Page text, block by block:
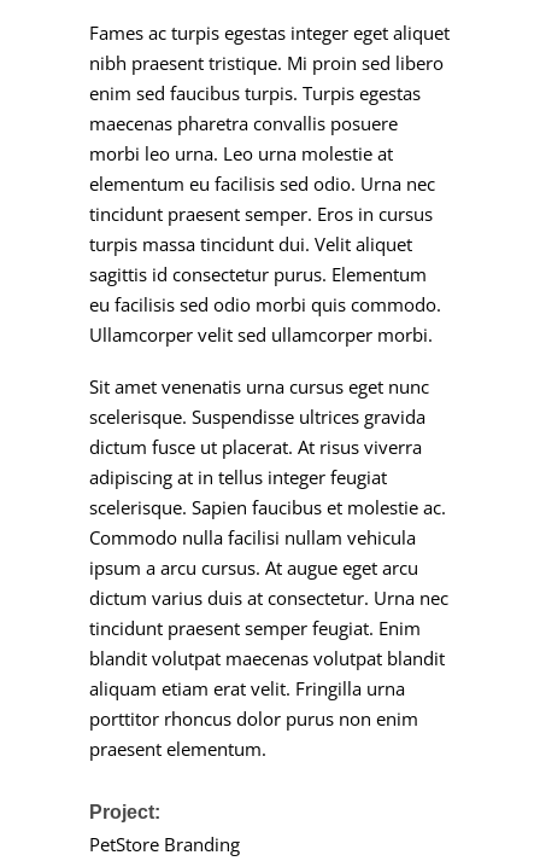
Fames ac turpis egestas integer eget aliquet
nibh praesent tristique. Mi proin sed libero
enim sed faucibus turpis. Turpis egestas
maecenas pharetra convallis posuere
morbi leo urna. Leo urna molestie at
elementum eu facilisis sed odio. Urna nec
tincidunt praesent semper. Eros in cursus
turpis massa tincidunt dui. Velit aliquet
sagittis id consectetur purus. Elementum
eu facilisis sed odio morbi quis commodo.
Ullamcorper velit sed ullamcorper morbi.
Sit amet venenatis urna cursus eget nunc
scelerisque. Suspendisse ultrices gravida
dictum fusce ut placerat. At risus viverra
adipiscing at in tellus integer feugiat
scelerisque. Sapien faucibus et molestie ac.
Commodo nulla facilisi nullam vehicula
ipsum a arcu cursus. At augue eget arcu
dictum varius duis at consectetur. Urna nec
tincidunt praesent semper feugiat. Enim
blandit volutpat maecenas volutpat blandit
aliquam etiam erat velit. Fringilla urna
porttitor rhoncus dolor purus non enim
praesent elementum.
Project:
PetStore Branding